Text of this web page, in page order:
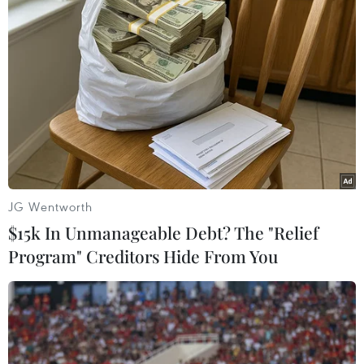
TIN LIÊN QUAN
JG Wentworth
$15k In Unmanageable Debt? The "Relief
Program" Creditors Hide From You